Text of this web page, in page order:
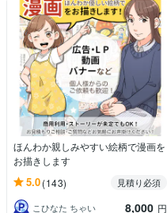
ほんわか親しみやすい絵柄で漫画を
お描きします
5.0(143)
見積り必須
こひなた ちゃい
8,000 円